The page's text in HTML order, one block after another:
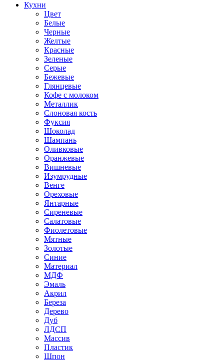
Кухни
Цвет
Белые
Черные
Желтые
Красные
Зеленые
Серые
Бежевые
Глянцевые
Кофе с молоком
Металлик
Слоновая кость
Фуксия
Шоколад
Шампань
Оливковые
Оранжевые
Вишневые
Изумрудные
Венге
Ореховые
Янтарные
Сиреневые
Салатовые
Фиолетовые
Мятные
Золотые
Синие
Материал
МДФ
Эмаль
Акрил
Береза
Дерево
Дуб
ЛДСП
Массив
Пластик
Шпон